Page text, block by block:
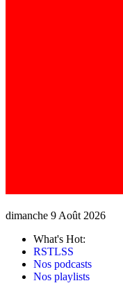
dimanche 9 Août 2026
What's Hot:
RSTLSS
Nos podcasts
Nos playlists